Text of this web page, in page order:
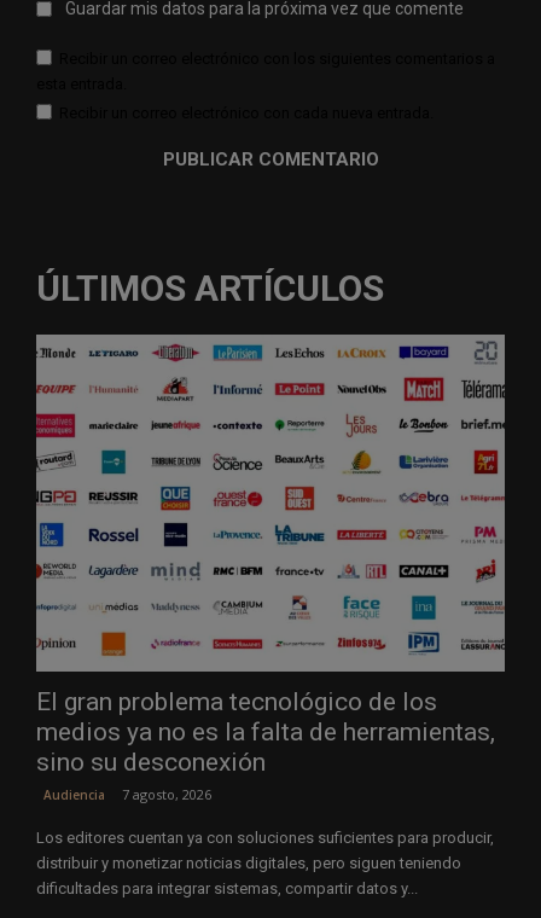
Guardar mis datos para la próxima vez que comente
ÚLTIMOS ARTÍCULOS
El gran problema tecnológico de los
medios ya no es la falta de herramientas,
sino su desconexión
Audiencia 7 agosto, 2026
Los editores cuentan ya con soluciones suficientes para producir,
distribuir y monetizar noticias digitales, pero siguen teniendo
dificultades para integrar sistemas, compartir datos y...